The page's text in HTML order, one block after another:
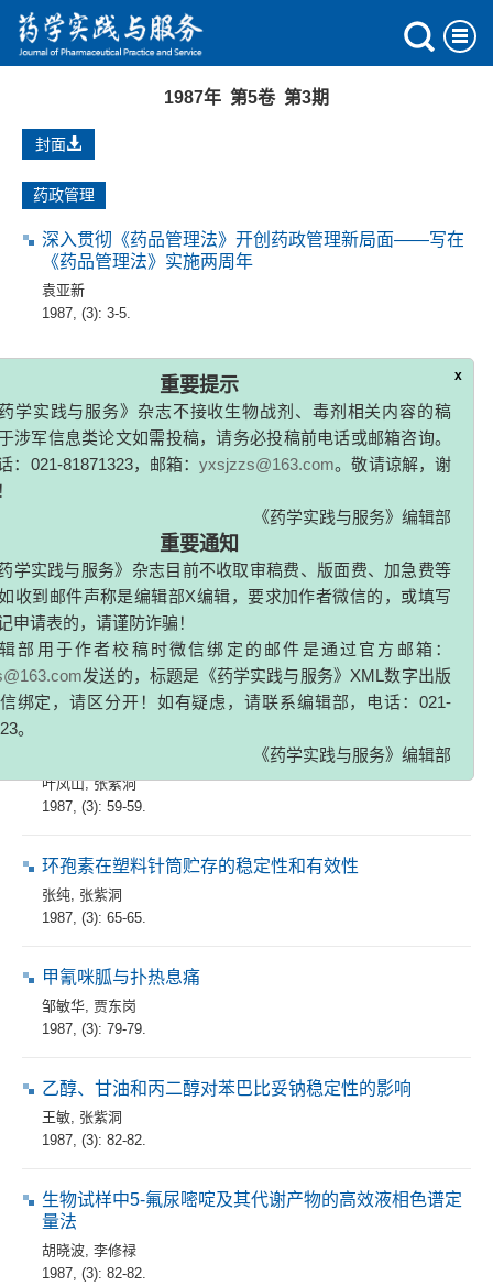
重要提示
学实践与服务》杂志不接收生物战剂、毒剂相关内容的稿
涉军信息类论文如需投稿，请务必投稿前电话或邮箱咨询。
：021-81871323，邮箱：
重要通知
学实践与服务》杂志目前不收取审稿费、版面费、加急费等
收到邮件声称是编辑部X编辑，要求加作者微信的，或填写
申请表的，请谨防诈骗！
部用于作者校稿时微信绑定的邮件是通过官方邮箱：
发送的，标题是《药学实践与服务》XML数字出版
绑定，请区分开！如有疑虑，请联系编辑部，电话：021-
《药学实践与服务》编辑部
1987年 第5卷 第3期
封面
药政管理
深入贯彻《药品管理法》开创药政管理新局面——写在
《药品管理法》实施两周年
袁亚新
1987, (3): 3-5.
高血压控制:减轻体重与美多心安比较
吴建忠,苏开仲
1987, (3): 5-5.
谭真, 何芬芬
待批准出售的新抗病毒药
贾丹兵 ,张紫洞
1987, (3): 43-43.
叶凤山,张紫洞
1987, (3): 59-59.
环孢素在塑料针筒贮存的稳定性和有效性
张纯 张紫洞
1987, (3): 65-65.
甲氰咪胍与扑热息痛
邹敏华 贾东岗
1987, (3): 79-79.
乙醇、甘油和丙二醇对苯巴比妥钠稳定性的影响
王敏 张紫洞
1987, (3): 82-82.
生物试样中5-氟尿嘧啶及其代谢产物的高效液相色谱定
量法
胡晓波 李修禄
1987, (3): 82-82.